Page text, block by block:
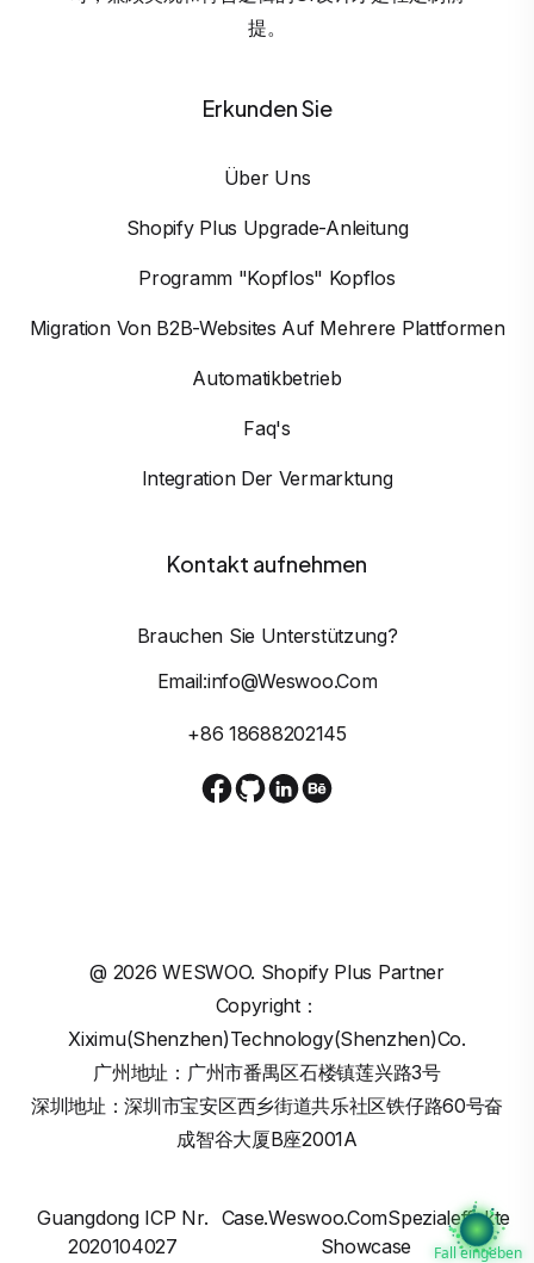
Fall eingeben
提。
Erkunden Sie
Über Uns
Shopify Plus Upgrade-Anleitung
Programm "Kopflos" Kopflos
Migration Von B2B-Websites Auf Mehrere Plattformen
Automatikbetrieb
Faq's
Integration Der Vermarktung
Kontakt aufnehmen
Brauchen Sie Unterstützung?
Email:info@weswoo.com
+86 18688202145
@ 2026 WESWOO. Shopify Plus Partner
Copyright：
Xiximu(Shenzhen)Technology(Shenzhen)Co.
广州地址：广州市番禺区石楼镇莲兴路3号
深圳地址：深圳市宝安区西乡街道共乐社区铁仔路60号奋
成智谷大厦B座2001A
Guangdong ICP Nr.
2020104027
Case.weswoo.comSpezialeffekte
Showcase